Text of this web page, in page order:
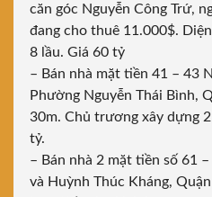
căn góc Nguyễn Công Trứ,
đang cho thuê 11.000$.
8 lầu. Giá 60 tỷ
– Bán nhà mặt tiền 41 – 43
Phường Nguyễn Thái Bình,
30m. Chủ trương xây dựng
tỷ.
– Bán nhà 2 mặt tiền số 61
và Huỳnh Thúc Kháng,